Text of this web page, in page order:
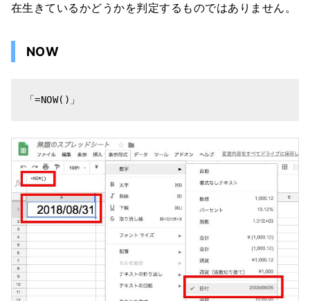
在生きているかどうかを判定するものではありません。
NOW
「=NOW()」